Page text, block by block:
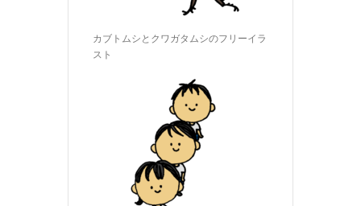
カブトムシとクワガタムシのフリーイラ
スト